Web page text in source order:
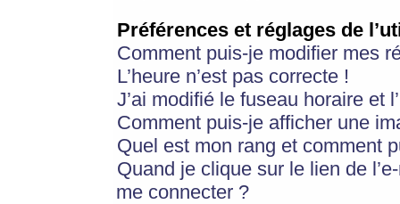
Préférences et réglages de
Comment puis-je modifier mes
L’heure n’est pas correcte !
J’ai modifié le fuseau horaire et
Comment puis-je afficher une
Quel est mon rang et comment
Quand je clique sur le lien de
me connecter ?